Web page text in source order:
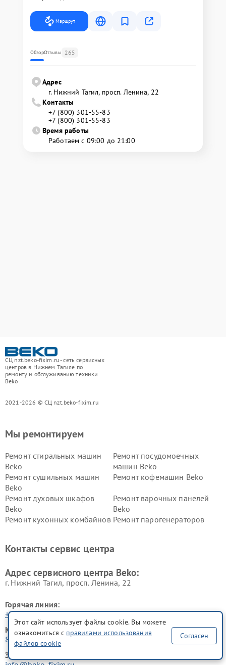
Маршрут
ОбзорОтзывы 265
Адрес
г. Нижний Тагил, просп. Ленина, 22
Контакты
+7 (800) 301-55-83
+7 (800) 301-55-83
Время работы
Работаем с 09:00 до 21:00
СЦ nzt.beko-fixim.ru - сеть сервисных
центров в Нижнем Тагиле по
ремонту и обслуживанию техники
Beko
2021-2026 © СЦ nzt.beko-fixim.ru
Мы ремонтируем
Ремонт стиральных машин
Beko
Ремонт посудомоечных
машин Beko
Ремонт сушильных машин
Beko
Ремонт кофемашин Beko
Ремонт духовых шкафов
Beko
Ремонт варочных панелей
Beko
Ремонт кухонных комбайнов Ремонт парогенераторов
Ремонт холодильников Beko Ремонт морозильных камер
Контакты сервис центра
Адрес сервисного центра Beko:
г. Нижний Тагил, просп. Ленина, 22
Горячая линия:
+7 (800) 301-55-83
Контактный телефон:
8 (800) 301-55-83
Электронная почта:
Этот сайт использует файлы cookie. Вы можете
ознакомиться с правилами использования
файлов cookie
Согласен